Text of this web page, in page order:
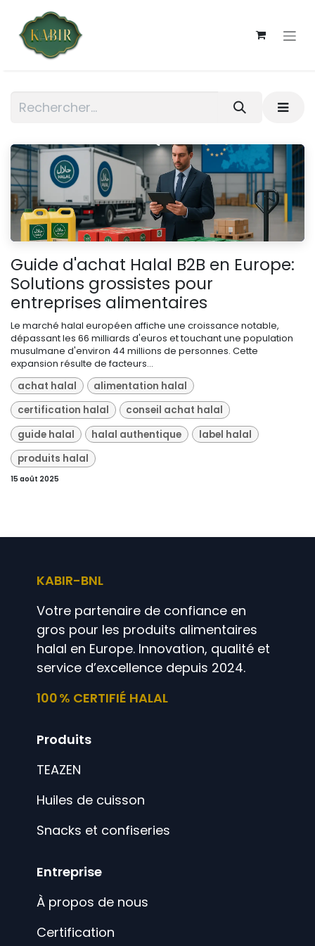
Se rendre au contenu
Guide d'achat Halal B2B en Europe:
Solutions grossistes pour
entreprises alimentaires
Le marché halal européen affiche une croissance notable,
dépassant les 66 milliards d'euros et touchant une population
musulmane d'environ 44 millions de personnes. Cette
expansion résulte de facteurs...
achat halal
alimentation halal
certification halal
conseil achat halal
guide halal
halal authentique
label halal
produits halal
15 août 2025
KABIR-BNL
Votre partenaire de confiance en
gros pour les produits alimentaires
halal en Europe. Innovation, qualité et
service d’excellence depuis 2024.
100 % CERTIFIÉ HALAL
Produits
TEAZEN
Huiles de cuisson
Snacks et confiseries
Entreprise
À propos de nous
Certification